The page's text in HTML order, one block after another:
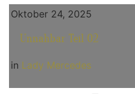
Oktober 24, 2025
Unnahbar Teil 02
in Lady Mercedes